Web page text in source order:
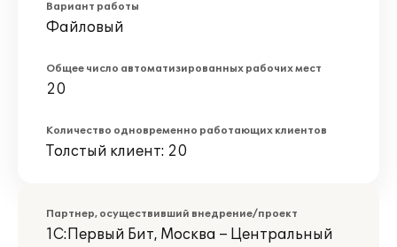
Вариант работы
Файловый
Общее число автоматизированных рабочих мест
20
Количество одновременно работающих клиентов
Толстый клиент: 20
Партнер, осуществивший внедрение/проект
1С:Первый Бит, Москва – Центральный